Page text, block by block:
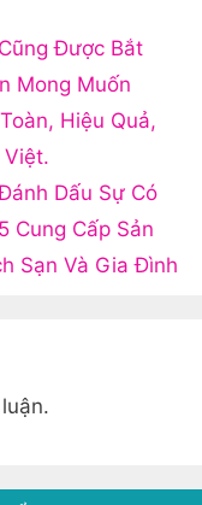
Được Bắt
Mong Muốn
Hiệu Quả,
Việt.
Dấu Sự Có
Cung Cấp Sản
Sạn Và Gia Đình